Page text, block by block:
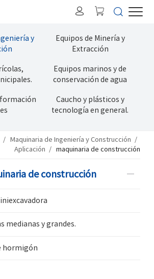
y
Equipos de Minería y
Extracción
Equipos marinos y de
conservación de agua
Caucho y plásticos y
tecnología en general.
Maquinaria de Ingeniería y Construcción
Aplicación
maquinaria de construcción
de construcción
medianas y grandes.
hormigón